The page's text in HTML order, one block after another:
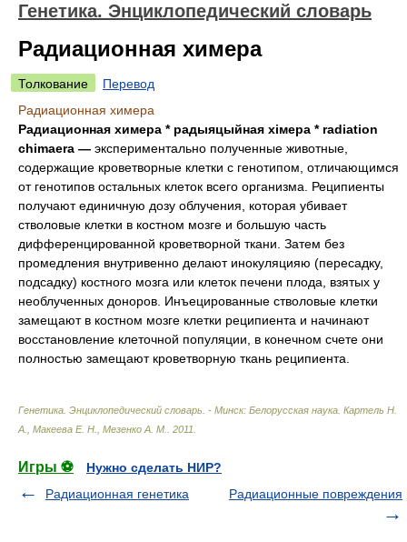
Генетика. Энциклопедический словарь
Радиационная химера
Толкование
Перевод
Радиационная химера
Радиационная химера * радыяцыйная хімера * radiation
chimaera — экспериментально полученные животные,
содержащие кроветворные клетки с генотипом, отличающимся
от генотипов остальных клеток всего организма. Реципиенты
получают единичную дозу облучения, которая убивает
стволовые клетки в костном мозге и большую часть
дифференцированной кроветворной ткани. Затем без
промедления внутривенно делают инокуляцияю (пересадку,
подсадку) костного мозга или клеток печени плода, взятых у
необлученных доноров. Инъецированные стволовые клетки
замещают в костном мозге клетки реципиента и начинают
восстановление клеточной популяции, в конечном счете они
полностью замещают кроветворную ткань реципиента.
Генетика. Энциклопедический словарь. - Минск: Белорусская наука Картель Н.
А., Макеева Е. Н., Мезенко А. М.
2011
Игры ⚽
Нужно сделать НИР?
Радиационная генетика
Радиационные повреждения